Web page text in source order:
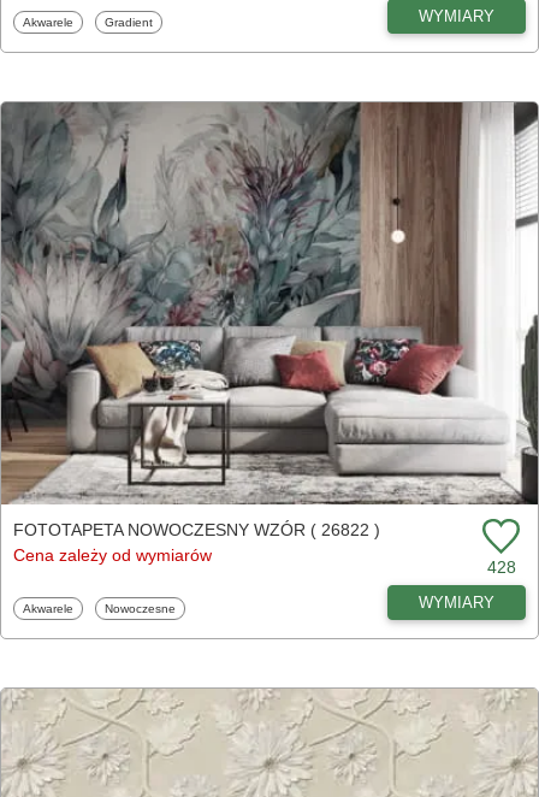
Fototapety
Akwarele Fototapety
Gradient WYMIARY
FOTOTAPETA NOWOCZESNY WZÓR ( 26822 )
Cena zależy od wymiarów
428
Fototapety
Akwarele Fototapety
Nowoczesne WYMIARY